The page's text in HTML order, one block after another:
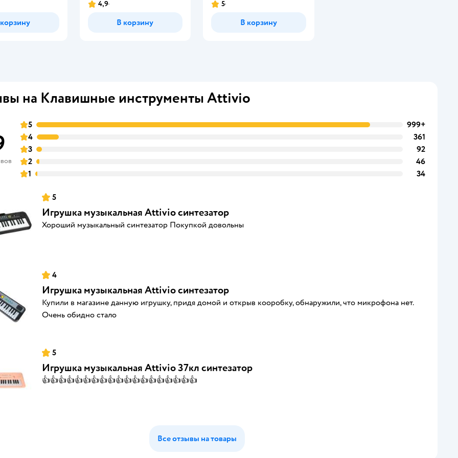
Рейтинг:
4,9
В корзину
Рейтинг:
5
В корзину
на Клавишные инструменты Attivio
5
999+
4
361
3
92
2
46
1
34
5
Игрушка музыкальная Attivio синтезатор
Хороший музыкальный синтезатор Покупкой довольны
4
Игрушка музыкальная Attivio синтезатор
Купили в магазине данную игрушку, придя домой и открыв кооробку, обнаружили, что микрофона нет.
Очень обидно стало
5
Игрушка музыкальная Attivio 37кл синтезатор
👍👍👍👍👍👍👍👍👍👍👍👍👍👍👍👍👍👍👍
Все отзывы на товары